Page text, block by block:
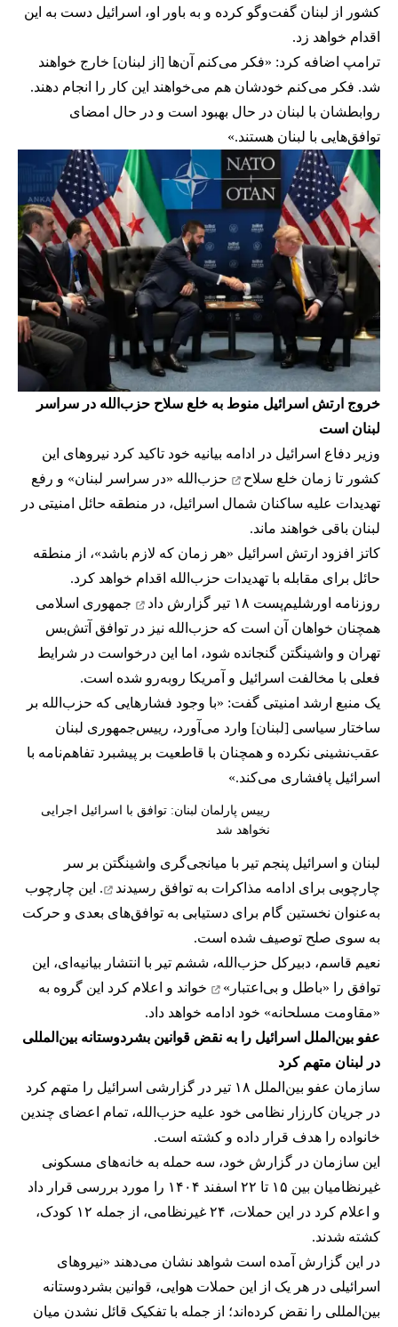
کشور از لبنان گفت‌وگو کرده و به باور او، اسرائیل دست به این
اقدام خواهد زد.
ترامپ اضافه کرد: «فکر می‌کنم آن‌ها [از لبنان] خارج خواهند
شد. فکر می‌کنم خودشان هم می‌خواهند این کار را انجام دهند.
روابطشان با لبنان در حال بهبود است و در حال امضای
توافق‌هایی با لبنان هستند.»
خروج ارتش اسرائیل منوط به خلع سلاح حزب‌الله در سراسر
لبنان است
وزیر دفاع اسرائیل در ادامه بیانیه خود تاکید کرد نیروهای این
کشور تا زمان خلع سلاح
حزب‌الله «در سراسر لبنان» و رفع
تهدیدات علیه ساکنان شمال اسرائیل، در منطقه حائل امنیتی در
لبنان باقی خواهند ماند.
کاتز افزود ارتش اسرائیل «هر زمان که لازم باشد»، از منطقه
حائل برای مقابله با تهدیدات حزب‌الله اقدام خواهد کرد.
روزنامه اورشلیم‌پست ۱۸ تیر
گزارش داد
جمهوری اسلامی
همچنان خواهان آن است که حزب‌الله نیز در توافق آتش‌بس
تهران و واشینگتن گنجانده شود، اما این درخواست در شرایط
فعلی با مخالفت اسرائیل و آمریکا روبه‌رو شده است.
یک منبع ارشد امنیتی گفت: «با وجود فشارهایی که حزب‌الله بر
ساختار سیاسی [لبنان] وارد می‌آورد، رییس‌جمهوری لبنان
عقب‌نشینی نکرده و همچنان با قاطعیت بر پیشبرد تفاهم‌نامه با
اسرائیل پافشاری می‌کند.»
رییس پارلمان لبنان: توافق با اسرائیل اجرایی
نخواهد شد
لبنان و اسرائیل پنجم تیر با میانجی‌گری واشینگتن بر سر
چارچوبی برای ادامه مذاکرات به توافق رسیدند
. این چارچوب
به‌عنوان نخستین گام برای دستیابی به توافق‌های بعدی و حرکت
به سوی صلح توصیف شده است.
نعیم قاسم، دبیرکل حزب‌الله، ششم تیر با انتشار بیانیه‌ای، این
توافق را «باطل و بی‌اعتبار»
خواند و اعلام کرد این گروه به
«مقاومت مسلحانه» خود ادامه خواهد داد.
عفو بین‌الملل اسرائیل را به نقض قوانین بشردوستانه بین‌المللی
در لبنان متهم کرد
سازمان عفو بین‌الملل ۱۸ تیر در گزارشی اسرائیل را متهم کرد
در جریان کارزار نظامی خود علیه حزب‌الله، تمام اعضای چندین
خانواده را هدف قرار داده و کشته است.
این سازمان در گزارش خود، سه حمله به خانه‌های مسکونی
غیرنظامیان بین ۱۵ تا ۲۲ اسفند ۱۴۰۴ را مورد بررسی قرار داد
و اعلام کرد در این حملات، ۲۴ غیرنظامی، از جمله ۱۲ کودک،
کشته شدند.
در این گزارش آمده است شواهد نشان می‌دهند «نیروهای
اسرائیلی در هر یک از این حملات هوایی، قوانین بشردوستانه
بین‌المللی را نقض کرده‌اند؛ از جمله با تفکیک قائل نشدن میان